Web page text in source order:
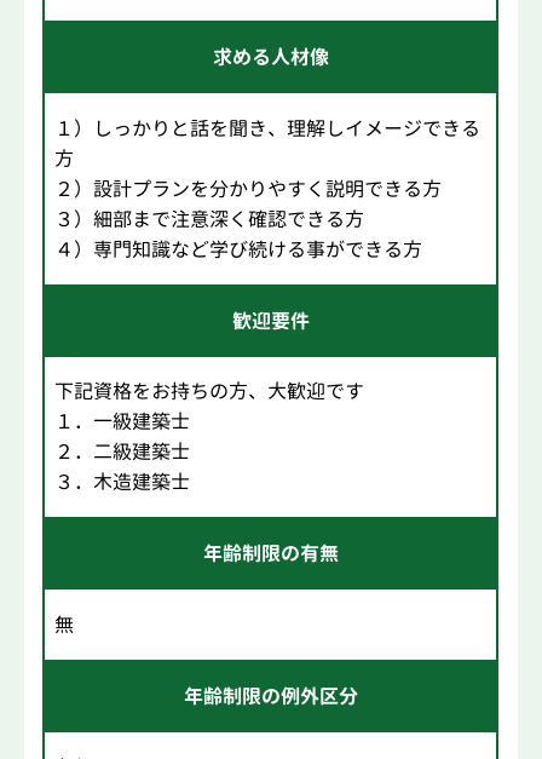
求める人材像
１）しっかりと話を聞き、理解しイメージできる
方
２）設計プランを分かりやすく説明できる方
３）細部まで注意深く確認できる方
４）専門知識など学び続ける事ができる方
歓迎要件
下記資格をお持ちの方、大歓迎です
１．一級建築士
２．二級建築士
３．木造建築士
年齢制限の有無
無
年齢制限の例外区分